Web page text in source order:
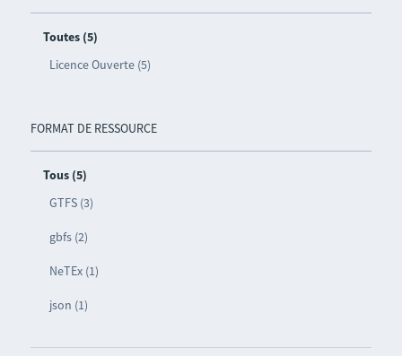
Toutes (5)
Licence Ouverte (5)
FORMAT DE RESSOURCE
Tous (5)
GTFS (3)
gbfs (2)
NeTEx (1)
json (1)